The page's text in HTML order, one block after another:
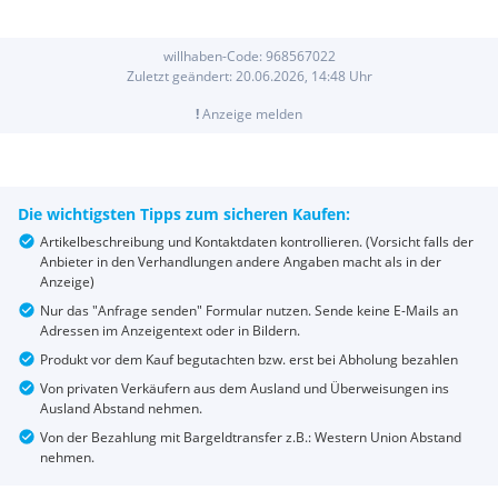
willhaben-Code: 968567022
Zuletzt geändert: 20.06.2026, 14:48 Uhr
!Anzeige melden
Die wichtigsten Tipps zum sicheren Kaufen:
Artikelbeschreibung und Kontaktdaten kontrollieren. (Vorsicht falls der
Anbieter in den Verhandlungen andere Angaben macht als in der
Anzeige)
Nur das "Anfrage senden" Formular nutzen. Sende keine E-Mails an
Adressen im Anzeigentext oder in Bildern.
Produkt vor dem Kauf begutachten bzw. erst bei Abholung bezahlen
Von privaten Verkäufern aus dem Ausland und Überweisungen ins
Ausland Abstand nehmen.
Von der Bezahlung mit Bargeldtransfer z.B.: Western Union Abstand
nehmen.